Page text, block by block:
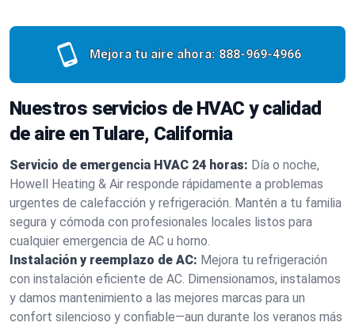
Mejora tu aire ahora: 888-969-4966
Nuestros servicios de HVAC y calidad
de aire en Tulare, California
Servicio de emergencia HVAC 24 horas: Día o noche,
Howell Heating & Air responde rápidamente a problemas
urgentes de calefacción y refrigeración. Mantén a tu familia
segura y cómoda con profesionales locales listos para
cualquier emergencia de AC u horno.
Instalación y reemplazo de AC: Mejora tu refrigeración
con instalación eficiente de AC. Dimensionamos, instalamos
y damos mantenimiento a las mejores marcas para un
confort silencioso y confiable—aun durante los veranos más